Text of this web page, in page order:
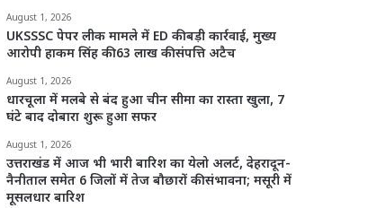
August 1, 2026
UKSSSC पेपर लीक मामले में ED की बड़ी कार्रवाई, मुख्य
आरोपी हाकम सिंह की 63 लाख की संपत्ति अटैच
August 1, 2026
धारचूला में मलबे से बंद हुआ चीन सीमा का रास्ता खुला, 7
घंटे बाद दोबारा शुरू हुआ सफर
August 1, 2026
उत्तराखंड में आज भी भारी बारिश का येलो अलर्ट, देहरादून-
नैनीताल समेत 6 जिलों में तेज बौछारों की संभावना; मसूरी में
मूसलधार बारिश